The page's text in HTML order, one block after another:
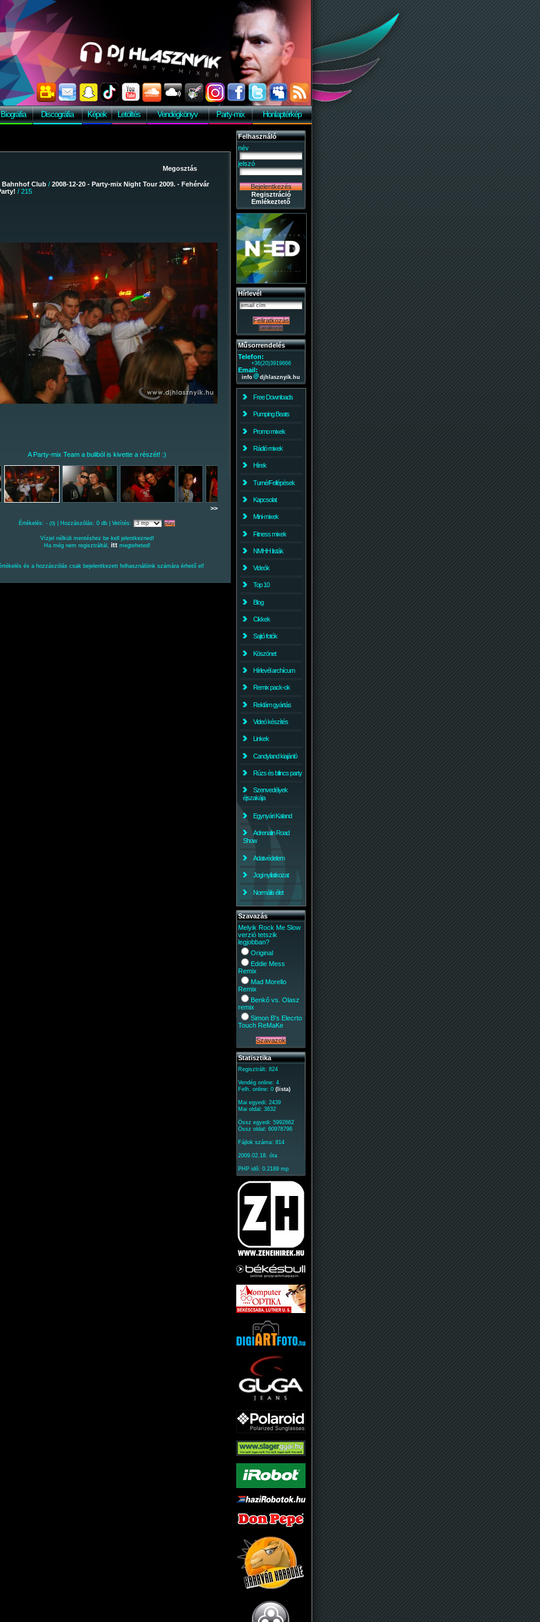
Biográfia Discográfia Képek Letöltés Vendégkönyv Party-mix Honlaptérkép
Bahnhof Club / 2008-12-20 - Party-mix Night Tour 2009. - Fehérvár
/ 215
A Party-mix Team a buliból is kivette a részét! :)
>>
Értékelés: - (0) | Hozzászólás: 0 db | Vetítés:
Vízjel nélküli mentéshez be kell jelentkezned!
Ha még nem regisztráltál, ittmegteheted!
és a hozzászólás csak bejelentkezett felhasználóink számára érhető el!
Felhasználó
név
jelszó
Regisztráció
Emlékeztető
Hírlevél
Műsorrendelés
Telefon:
+36(20)3919666
Email:
info djhlasznyik.hu
Free Downloads
Pumping Beats
Promo mixek
Rádió mixek
Hírek
Turné/Fellépések
Kapcsolat
Mini-mixek
Fitness mixek
NMHH listák
Videók
Top 10
Blog
Cikkek
Sajtó fotók
Köszönet
Hírlevél archícum
Remix pack-ok
Reklám gyártás
Videó készítés
Linkek
Candyland kiajánló
Rúzs és bilincs party
Szenvedélyek
éjszakája
Egynyári Kaland
Adrenalin Road
Show
Adatvédelem
Jogi nyilatkozat
Normális élet
Szavazás
Melyik Rock Me Slow
verzió tetszik
legjobban?
Original
Eddie Mess
Remix
Mad Morello
Remix
Benkő vs. Olasz
remix
Simon B's Elecrto
Touch ReMaKe
Statisztika
Regisztrált: 824
Vendég online: 4
Felh. online: 0 (lista)
Mai egyedi: 2439
Mai oldal: 3632
Össz egyedi: 5992662
Össz oldal: 60978796
Fájlok száma: 814
2009.02.18. óta
PHP idő: 0.2189 mp